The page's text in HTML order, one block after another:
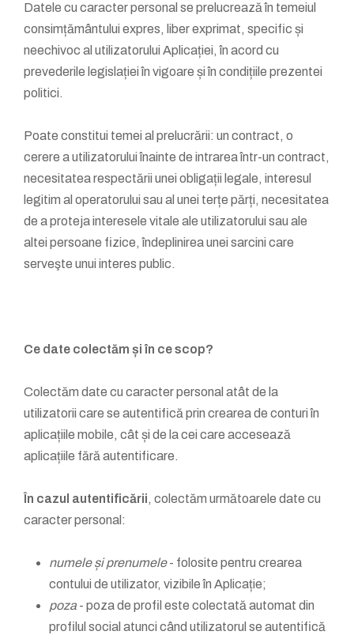
Datele cu caracter personal se prelucrează în temeiul
consimțământului expres, liber exprimat, specific și
neechivoc al utilizatorului Aplicației, în acord cu
prevederile legislației în vigoare și în condițiile prezentei
politici.
Poate constitui temei al prelucrării: un contract, o
cerere a utilizatorului înainte de intrarea într-un contract,
necesitatea respectării unei obligații legale, interesul
legitim al operatorului sau al unei terțe părți, necesitatea
de a proteja interesele vitale ale utilizatorului sau ale
altei persoane fizice, îndeplinirea unei sarcini care
serveşte unui interes public.
Ce date colectăm și în ce scop?
Colectăm date cu caracter personal atât de la
utilizatorii care se autentifică prin crearea de conturi în
aplicațiile mobile, cât și de la cei care accesează
aplicațiile fără autentificare.
În cazul autentificării, colectăm următoarele date cu
caracter personal:
numele și prenumele- folosite pentru crearea
contului de utilizator, vizibile în Aplicație;
poza - poza de profil este colectată automat din
profilul social atunci când utilizatorul se autentifică